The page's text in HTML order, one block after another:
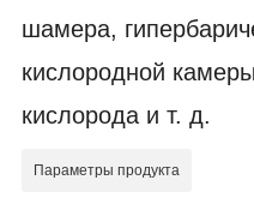
шамера,
кислородной
кислорода и т. д.
Параметры продукта